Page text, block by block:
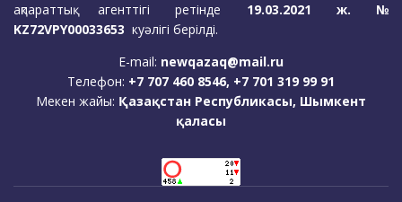
ақпараттық агенттігі ретінде 19.03.2021 ж. №
KZ72VPY00033653 куәлігі берілді.
E-mail: newqazaq@mail.ru
Телефон: +7 707 460 8546, +7 701 319 99 91
Мекен жайы: Қазақстан Республикасы, Шымкент
қаласы